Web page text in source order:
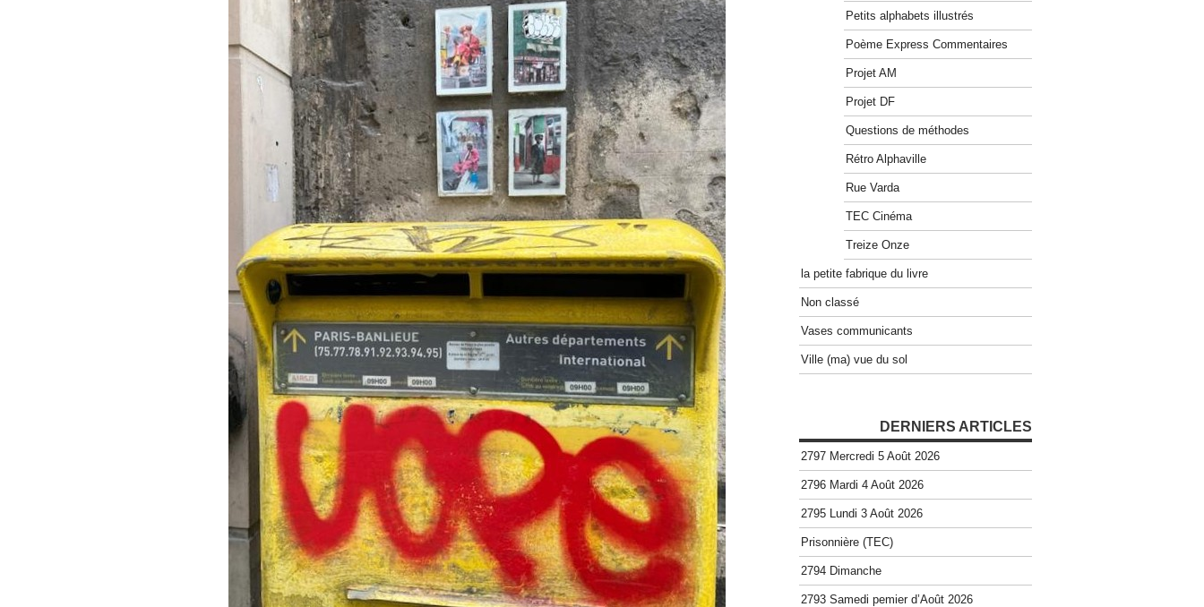
Petits alphabets illustrés
Poème Express Commentaires
Projet AM
Projet DF
Questions de méthodes
Rétro Alphaville
Rue Varda
TEC Cinéma
Treize Onze
la petite fabrique du livre
Non classé
Vases communicants
Ville (ma) vue du sol
DERNIERS ARTICLES
2797 Mercredi 5 Août 2026
2796 Mardi 4 Août 2026
2795 Lundi 3 Août 2026
Prisonnière (TEC)
2794 Dimanche
2793 Samedi pemier d’Août 2026